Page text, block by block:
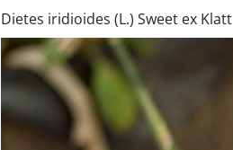
Dietes iridioides (L.) Sweet ex Klatt